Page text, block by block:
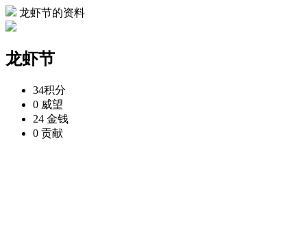
龙虾节的资料
龙虾节
34积分
0 威望
24 金钱
0 贡献